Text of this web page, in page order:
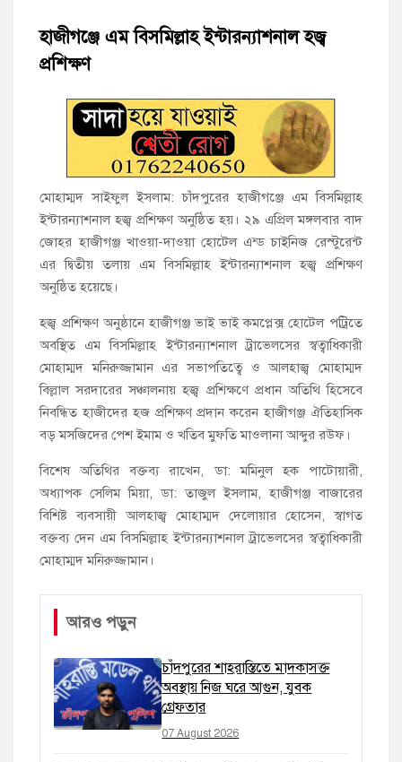
অভিভাবক সমাবেশ
হাজীগঞ্জে অস্বাস্থ্যকর পরিবেশে খাবার প্রস্তুত: ২ হোটেলকে ৪৫ হাজার
হাজীগঞ্জে ৬ বছরের শিশুকে ধর্ষণের অভিযোগে কেয়ারটেকার আটক
হাজীগঞ্জের রাজারগাঁও উবিতে জুলাই গণঅভ্যুত্থান দিবস পালন
হাজীগঞ্জ সরকারি মডেল পাইলট হাই স্কুল অ্যান্ড কলেজে ‘জুলাই
গণঅভ্যুত্থান দিবস’ পালিত
‘জনগণের ভোটে নির্বাচিত হয়ে ফরিদগঞ্জের উন্নয়নে কাজ করছি’ :
আলহাজ্ব এমএ হান্নান এমপি
নৌ পুলিশ ফাঁড়ির নাকের ডগায় কারেন্ট জালের দাপট, মতলবে প্রকাশ্যে
নিষিদ্ধ জাল মেরামত ও মাছ শিকার
হাজীগঞ্জে এম বিসমিল্লাহ ইন্টারন্যাশনাল হজ্ব
প্রশিক্ষণ
মোহাম্মদ সাইফুল ইসলাম: চাঁদপুরের হাজীগঞ্জে এম বিসমিল্লাহ
ইন্টারন্যাশনাল হজ্ব প্রশিক্ষণ অনুষ্ঠিত হয়। ২৯ এপ্রিল মঙ্গলবার বাদ
জোহর হাজীগঞ্জ খাওয়া-দাওয়া হোটেল এন্ড চাইনিজ রেস্টুরেন্ট
এর দ্বিতীয় তলায় এম বিসমিল্লাহ ইন্টারন্যাশনাল হজ্ব প্রশিক্ষণ
অনুষ্ঠিত হয়েছে।
হজ্ব প্রশিক্ষণ অনুষ্ঠানে হাজীগঞ্জ ভাই ভাই কমপ্লেক্স হোটেল পট্রিতে
অবস্থিত এম বিসমিল্লাহ ইন্টারন্যাশনাল ট্রাভেলসের স্বত্বাধিকারী
মোহাম্মদ মনিরুজ্জামান এর সভাপতিত্বে ও আলহাজ্ব মোহাম্মদ
বিল্লাল সরদারের সঞ্চালনায় হজ্ব প্রশিক্ষণে প্রধান অতিথি হিসেবে
নিবন্ধিত হাজীদের হজ প্রশিক্ষণ প্রদান করেন হাজীগঞ্জ ঐতিহাসিক
বড় মসজিদের পেশ ইমাম ও খতিব মুফতি মাওলানা আব্দুর রউফ।
বিশেষ অতিথির বক্তব্য রাখেন, ডা: মমিনুল হক পাটোয়ারী,
অধ্যাপক সেলিম মিয়া, ডা: তাজুল ইসলাম, হাজীগঞ্জ বাজারের
বিশিষ্ট ব্যবসায়ী আলহাজ্ব মোহাম্মদ দেলোয়ার হোসেন, স্বাগত
বক্তব্য দেন এম বিসমিল্লাহ ইন্টারন্যাশনাল ট্রাভেলসের স্বত্বাধিকারী
মোহাম্মদ মনিরুজ্জামান।
আরও পড়ুন
চাঁদপুরের শাহরাস্তিতে মাদকাসক্ত
অবস্থায় নিজ ঘরে আগুন, যুবক
গ্রেফতার
07 August 2026